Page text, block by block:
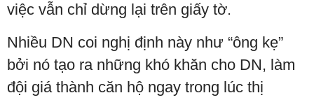
việc vẫn chỉ dừng lại trên giấy tờ.
Nhiều DN coi nghị định này như “ông kẹ”
bởi nó tạo ra những khó khăn cho DN, làm
đội giá thành căn hộ ngay trong lúc thị